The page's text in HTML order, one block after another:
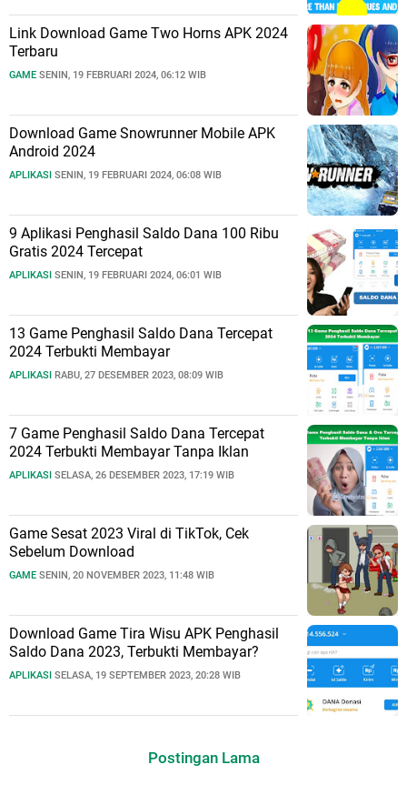
Link Download Game Two Horns APK 2024
Terbaru
GAME SENIN, 19 FEBRUARI 2024, 06:12 WIB
Download Game Snowrunner Mobile APK
Android 2024
APLIKASI SENIN, 19 FEBRUARI 2024, 06:08 WIB
9 Aplikasi Penghasil Saldo Dana 100 Ribu
Gratis 2024 Tercepat
APLIKASI SENIN, 19 FEBRUARI 2024, 06:01 WIB
13 Game Penghasil Saldo Dana Tercepat
2024 Terbukti Membayar
APLIKASI RABU, 27 DESEMBER 2023, 08:09 WIB
7 Game Penghasil Saldo Dana Tercepat
2024 Terbukti Membayar Tanpa Iklan
APLIKASI SELASA, 26 DESEMBER 2023, 17:19 WIB
Game Sesat 2023 Viral di TikTok, Cek
Sebelum Download
GAME SENIN, 20 NOVEMBER 2023, 11:48 WIB
Download Game Tira Wisu APK Penghasil
Saldo Dana 2023, Terbukti Membayar?
APLIKASI SELASA, 19 SEPTEMBER 2023, 20:28 WIB
Postingan Lama